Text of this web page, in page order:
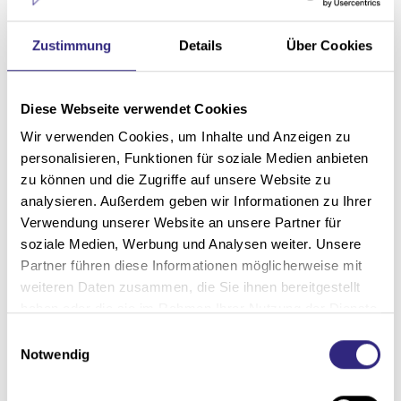
Zustimmung Details Über Cookies
Diese Webseite verwendet Cookies
Wir verwenden Cookies, um Inhalte und Anzeigen zu
personalisieren, Funktionen für soziale Medien anbieten
zu können und die Zugriffe auf unsere Website zu
analysieren. Außerdem geben wir Informationen zu Ihrer
Verwendung unserer Website an unsere Partner für
soziale Medien, Werbung und Analysen weiter. Unsere
Partner führen diese Informationen möglicherweise mit
weiteren Daten zusammen, die Sie ihnen bereitgestellt
Notwendig